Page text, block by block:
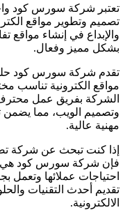
تعتبر شركة سورس كود
تصميم وتطوير مواقع
والإبداع في إنشاء مواقع
بشكل مميز وفعال.
تقدم شركة سورس كود
مواقع الكترونية تناسب
الشركة بفريق عمل
وتصميم الويب، مما يضمن
مهنية عالية.
إذا كنت تبحث عن شركة
فإن شركة سورس كود هي
احتياجات عملائها وتعمل
تقديم أحدث التقنيات
الالكترونية.